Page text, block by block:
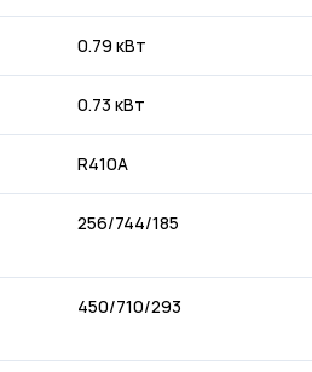
0.79 кВт
0.73 кВт
R410A
256/744/185
450/710/293